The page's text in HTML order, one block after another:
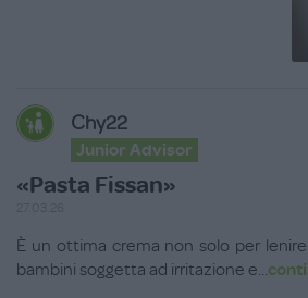
Chy22
Junior Advisor
«Pasta Fissan»
È un ottima crema non solo per
bambini soggetta ad irritazione e...